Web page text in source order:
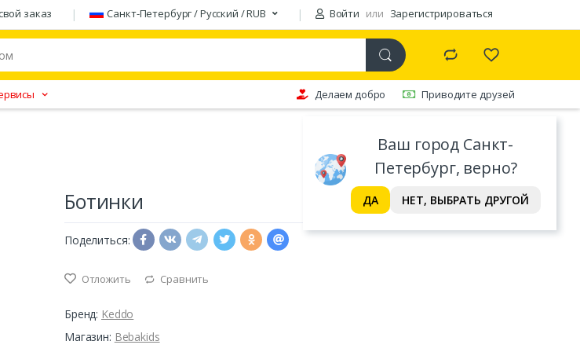
заказ Санкт-Петербург / Русский / RUB Войти или Зарегистрироваться
Ваш город Санкт-
Петербург, верно?
ДА НЕТ, ВЫБРАТЬ ДРУГОЙ
Делаем добро Приводите друзей
Ботинки
Поделиться:
Отложить Сравнить
Бренд: Keddo
Магазин: Bebakids